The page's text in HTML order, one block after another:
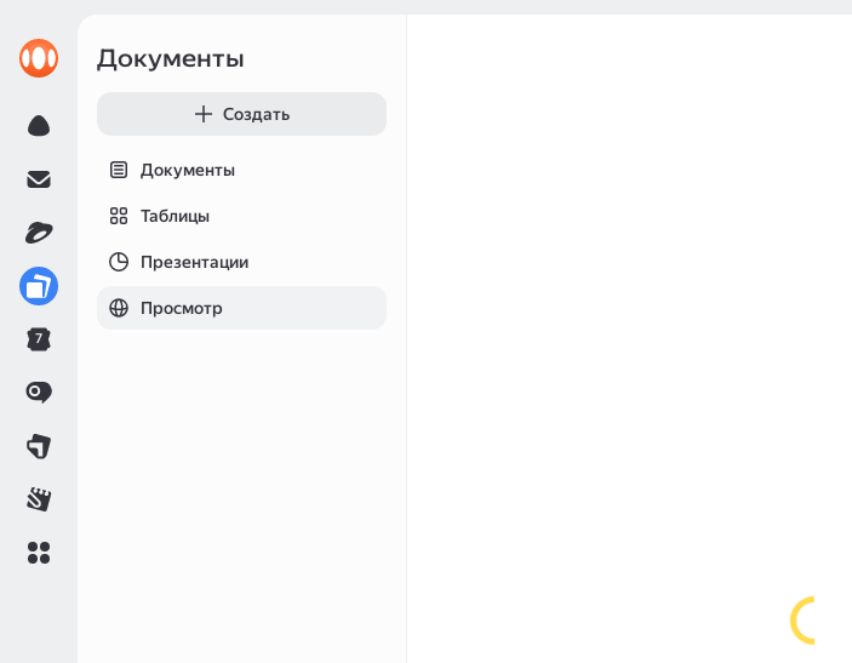
7
Документы
Создать
Документы
Таблицы
Презентации
Просмотр